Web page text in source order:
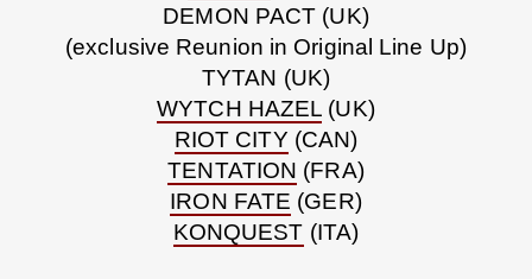
DEMON PACT (UK)
(exclusive Reunion in Original Line Up)
TYTAN (UK)
WYTCH HAZEL (UK)
RIOT CITY (CAN)
TENTATION (FRA)
IRON FATE (GER)
KONQUEST (ITA)